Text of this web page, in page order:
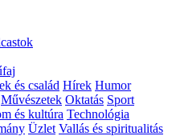
és család Hírek Humor
Művészetek Oktatás Sport
és kultúra Technológia
Üzlet Vallás és spiritualitás